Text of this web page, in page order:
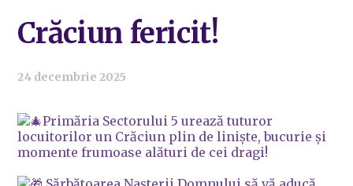
Crăciun fericit!
24 decembrie 2025
Primăria Sectorului 5 urează tuturor
locuitorilor un Crăciun plin de liniște, bucurie și
momente frumoase alături de cei dragi!